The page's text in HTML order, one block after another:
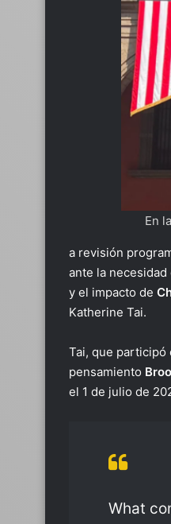
En
a revisión
ante la
y el impacto de
Katherine Tai.
Tai, que participó
pensamiento
el 1 de julio de
What